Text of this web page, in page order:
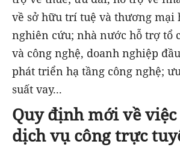
về sở hữu trí tuệ và thương mại
nghiên cứu; nhà nước hỗ trợ tổ
và công nghệ, doanh nghiệp
phát triển hạ tầng công nghệ;
suất vay...
Quy định mới về việc
dịch vụ công trực